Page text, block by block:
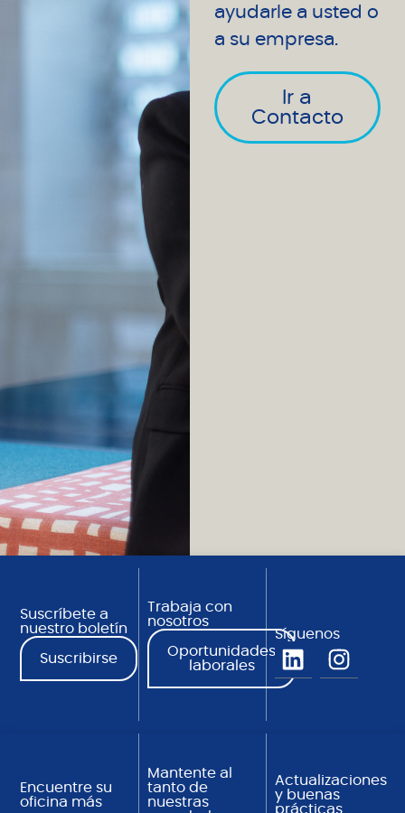
ayudarle a usted o
a su empresa.
Ir a
Contacto
Suscríbete a
nuestro boletín
Suscribirse
Trabaja con
nosotros
Oportunidades
laborales
Síguenos
Encuentre su
oficina más
Mantente al
tanto de
nuestras
Actualizaciones
y buenas
prácticas